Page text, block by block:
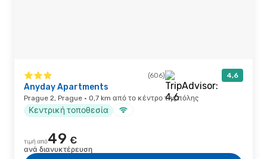
(606) 4,6
Anyday Apartments
Prague 2, Prague · 0,7 km από το κέντρο της πόλης
Κεντρική τοποθεσία
τιμή από49 €
ανά διανυκτέρευση